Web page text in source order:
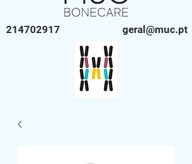
214702917 geral@muc.pt